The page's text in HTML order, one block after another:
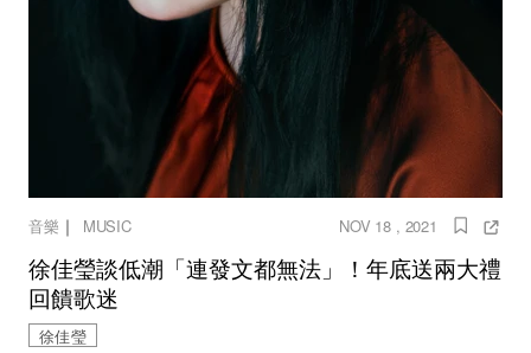
音樂 ｜ MUSIC NOV 18 , 2021
徐佳瑩談低潮「連發文都無法」！年底送兩大禮
回饋歌迷
徐佳瑩